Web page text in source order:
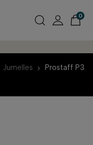
0
Jumelles
Prostaff P3